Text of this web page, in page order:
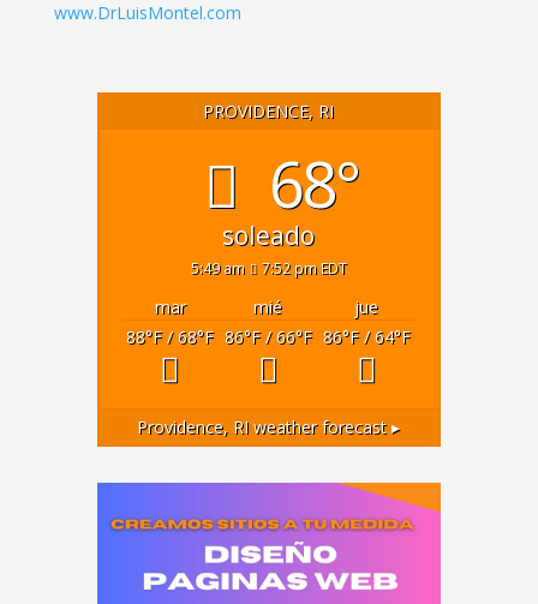
www.DrLuisMontel.com
PROVIDENCE, RI
68°
soleado
5:49 am 7:52 pm EDT
mar mié
jue
88°F/ 68°F 86°F/ 66°F 86°F/ 64°F
Providence, RI weather forecast ▸